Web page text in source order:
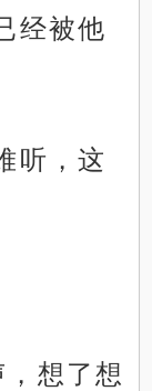
经被他
听，这
想了想